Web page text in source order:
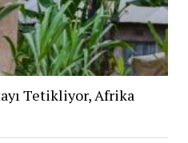
Tetikliyor, Afrika